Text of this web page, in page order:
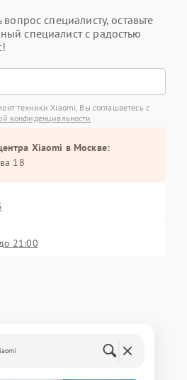
вопрос специалисту, оставьте
специалист с радостью
техники Xiaomi, Вы соглашаетесь с
конфиденциальности
Xiaomi в Москве:
18
21:00